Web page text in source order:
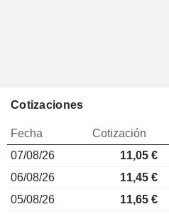
Cotizaciones
Fecha Cotización
07/08/26
11,05 €
06/08/26
11,45 €
05/08/26
11,65 €